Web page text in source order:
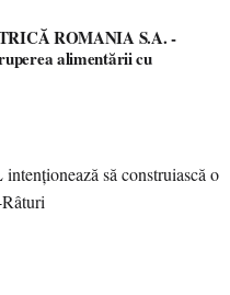
ROMANIA S.A. -
alimentării cu